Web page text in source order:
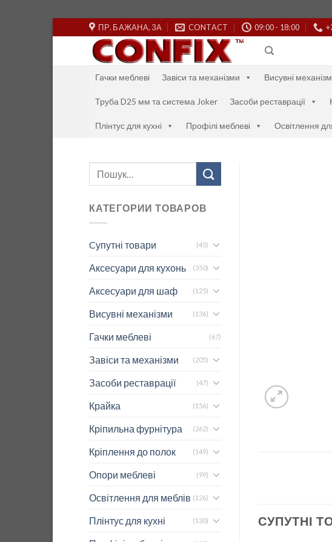
to
ПР. БАЖАНА, 3А CONTACT 09:00 - 18:00
Гачки меблеві Завіси та механізми Висувні
Труба D25 мм та система Joker Засоби реставрації
Плінтус для кухні Профілі меблеві Освітлення
Шукати:
КАТЕГОРИИ ТОВАРОВ
Cупутні товари (45)
Аксесуари для кухонь (350)
Аксесуари для шаф (125)
Висувні механізми (136)
Гачки меблеві (67)
Завіси та механізми (205)
Засоби реставрації (47)
Крайка (156)
Кріпильна фурнітура (262)
Кріплення до полок (149)
Опори меблеві (99)
Освітлення для меблів (126)
Плінтус для кухні (130) СУПУТНІ